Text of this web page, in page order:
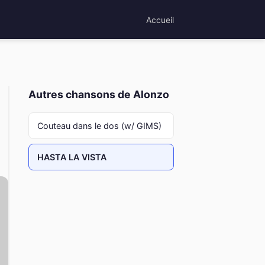
Accueil
Autres chansons de Alonzo
Couteau dans le dos (w/ GIMS)
HASTA LA VISTA